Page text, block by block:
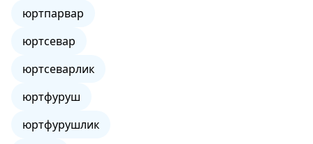
юртпарвар
юртсевар
юртсеварлик
юртфуруш
юртфурушлик